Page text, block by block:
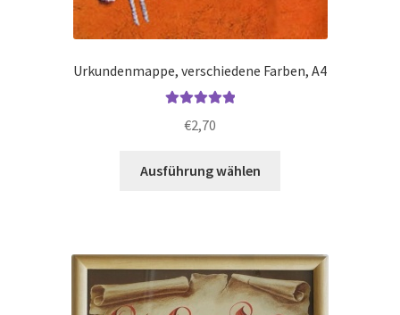
Urkundenmappe, verschiedene Farben, A4
von 5
€2,70
Ausführung wählen
auf.
Die